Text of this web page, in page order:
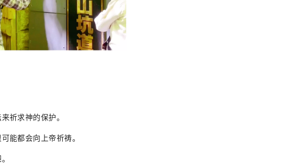
祈求神的保护。
能都会向上帝祈祷。